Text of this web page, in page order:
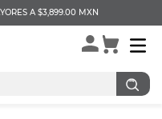
A $3,899.00 MXN